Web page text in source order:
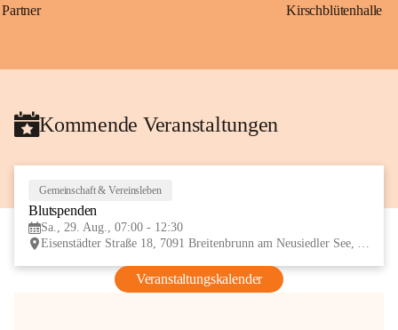
Partner Kirschblütenhalle
Kommende Veranstaltungen
Gemeinschaft & Vereinsleben
Blutspenden
Sa., 29. Aug., 07:00 - 12:30
Eisenstädter Straße 18, 7091 Breitenbrunn am Neusiedler See, AUT
Veranstaltungskalender